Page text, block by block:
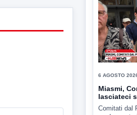
Comitati dal
rendere